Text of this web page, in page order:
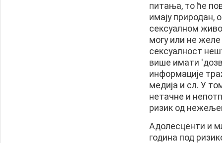
питања, то ће
имају природан,
сексуалном
могу или не желе
сексуалност
више имати
информације
медија и сл. У
нетачне и
ризик од
Адолесценти и
година под